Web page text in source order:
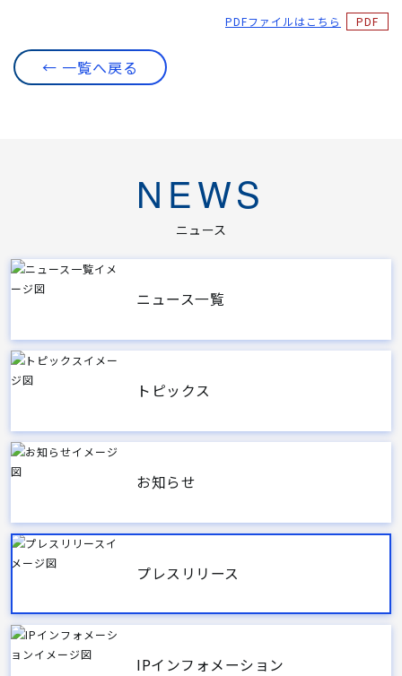
PDFファイルはこちら
← 一覧へ戻る
NEWS
ニュース
ニュース一覧
トピックス
お知らせ
プレスリリース
IPインフォメーション